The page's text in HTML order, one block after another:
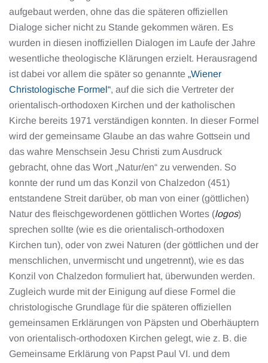
aufgebaut werden, ohne das die späteren offiziellen
Dialoge sicher nicht zu Stande gekommen wären. Es
wurden in diesen inoffiziellen Dialogen im Laufe der Jahre
wesentliche theologische Klärungen erzielt. Herausragend
ist dabei vor allem die später so genannte „Wiener
Christologische Formel“, auf die sich die Vertreter der
orientalisch-orthodoxen Kirchen und der katholischen
Kirche bereits 1971 verständigen konnten. In dieser Formel
wird der gemeinsame Glaube an das wahre Gottsein und
das wahre Menschsein Jesu Christi zum Ausdruck
gebracht, ohne das Wort „Natur/en“ zu verwenden. So
konnte der rund um das Konzil von Chalzedon (451)
entstandene Streit darüber, ob man von einer (göttlichen)
Natur des fleischgewordenen göttlichen Wortes (logos)
sprechen sollte (wie es die orientalisch-orthodoxen
Kirchen tun), oder von zwei Naturen (der göttlichen und der
menschlichen, unvermischt und ungetrennt), wie es das
Konzil von Chalzedon formuliert hat, überwunden werden.
Zugleich wurde mit der Einigung auf diese Formel die
christologische Grundlage für die späteren offiziellen
gemeinsamen Erklärungen von Päpsten und Oberhäuptern
von orientalisch-orthodoxen Kirchen gelegt, wie z. B. die
Gemeinsame Erklärung von Papst Paul VI. und dem